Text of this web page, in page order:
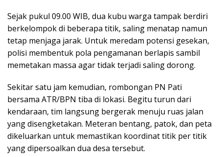
Sejak pukul 09.00 WIB, dua kubu warga tampak berdiri
berkelompok di beberapa titik, saling menatap namun
tetap menjaga jarak. Untuk meredam potensi gesekan,
polisi membentuk pola pengamanan berlapis sambil
memetakan massa agar tidak terjadi saling dorong.
Sekitar satu jam kemudian, rombongan PN Pati
bersama ATR/BPN tiba di lokasi. Begitu turun dari
kendaraan, tim langsung bergerak menuju ruas jalan
yang disengketakan. Meteran bentang, patok, dan peta
dikeluarkan untuk memastikan koordinat titik per titik
yang dipersoalkan dua desa tersebut.